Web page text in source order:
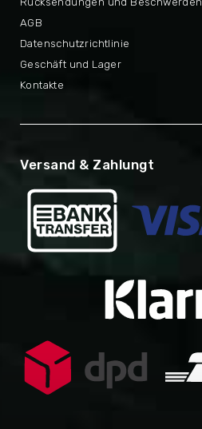
AGB
Datenschutzrichtlinie
Geschäft und Lager
Kontakte
Versand & Zahlungt